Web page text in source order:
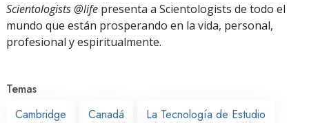
Scientologists @life presenta a Scientologists de todo el
mundo que están prosperando en la vida, personal,
profesional y espiritualmente.
Temas
Cambridge
Canadá La Tecnología de Estudio